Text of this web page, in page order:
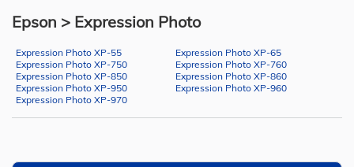
Epson > Expression Photo
Expression Photo XP-55
Expression Photo XP-65
Expression Photo XP-750
Expression Photo XP-760
Expression Photo XP-850
Expression Photo XP-860
Expression Photo XP-950
Expression Photo XP-960
Expression Photo XP-970